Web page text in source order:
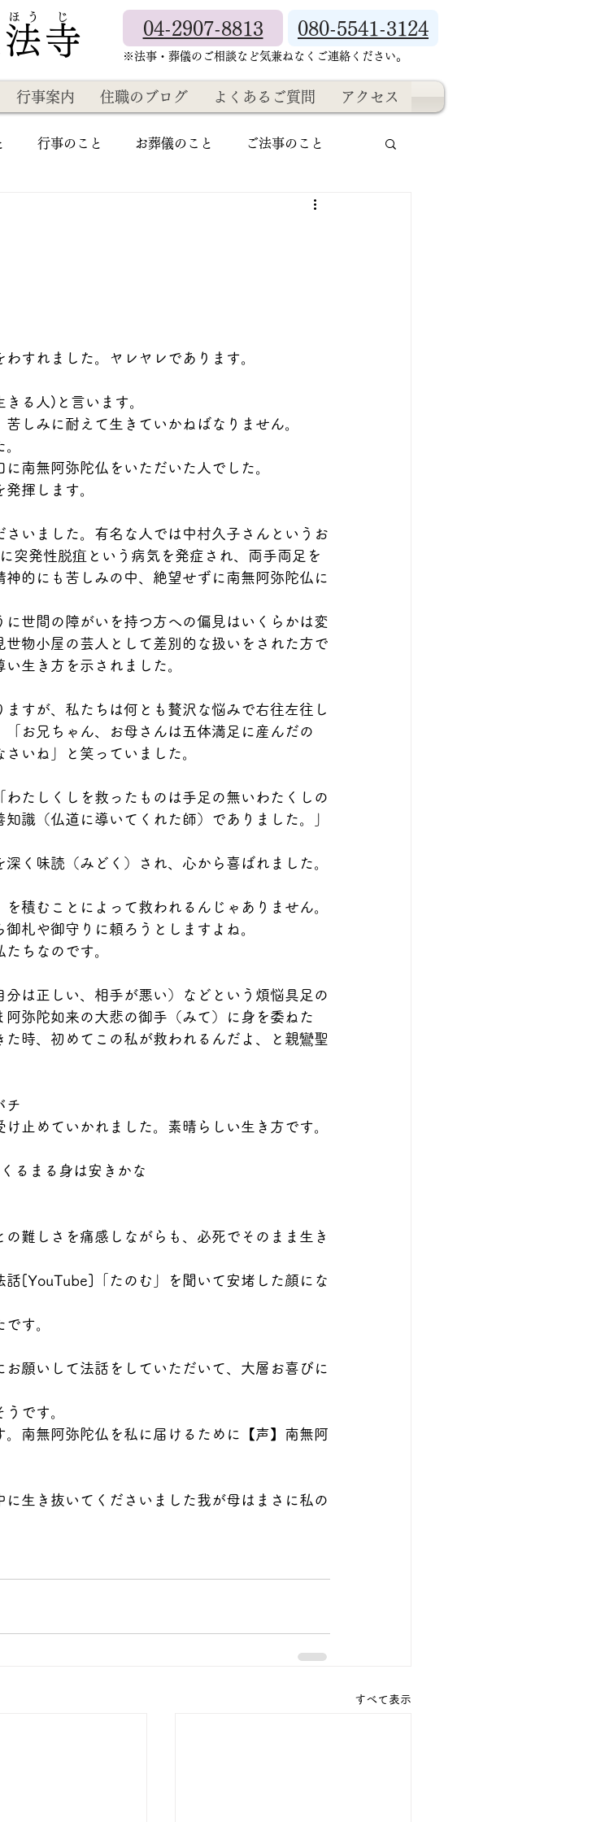
寺
ほ う じ
04-2907-8813 080-5541-3124
​※法事・葬儀のご相談など気兼ねなくご連絡ください。
行事案内 住職のブログ よくあるご質問 アクセス
行事のこと お葬儀のこと ご法事のこと
すれました。ヤレヤレであります。
る人)と言います。
しみに耐えて生きていかねばなりません。
南無阿弥陀仏をいただいた人でした。
揮します。
いました。有名な人では中村久子さんというお
発性脱疽という病気を発症され、両手両足を
的にも苦しみの中、絶望せずに南無阿弥陀仏に
世間の障がいを持つ方への偏見はいくらかは変
物小屋の芸人として差別的な扱いをされた方で
生き方を示されました。
すが、私たちは何とも贅沢な悩みで右往左往し
お兄ちゃん、お母さんは五体満足に産んだの
いね」と笑っていました。
たしくしを救ったものは手足の無いわたくしの
識（仏道に導いてくれた師）でありました。」
く味読（みどく）され、心から喜ばれました。
積むことによって救われるんじゃありません。
札や御守りに頼ろうとしますよね。
ちなのです。
は正しい、相手が悪い）などという煩悩具足の
弥陀如来の大悲の御手（みて）に身を委ねた
た時、初めてこの私が救われるんだよ、と親鸞聖
チ
止めていかれました。素晴らしい生き方です。
るまる身は安きかな
難しさを痛感しながらも、必死でそのまま生き
[YouTube]「たのむ」を聞いて安堵した顔にな
す。
願いして法話をしていただいて、大層お喜びに
です。
南無阿弥陀仏を私に届けるために【声】南無阿
生き抜いてくださいました我が母はまさに私の
すべて表示